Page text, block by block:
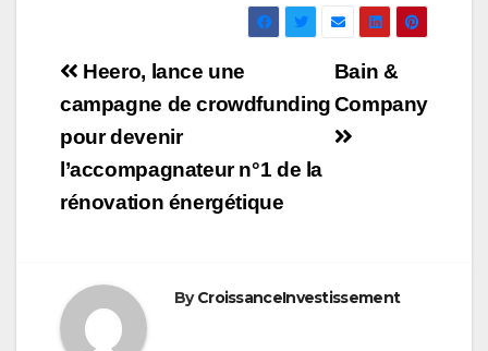
Navigation
de
l’article
Bain &
Company
Heero, lance une
campagne de crowdfunding
pour devenir
l’accompagnateur n°1 de la
rénovation énergétique
ByCroissanceInvestissement